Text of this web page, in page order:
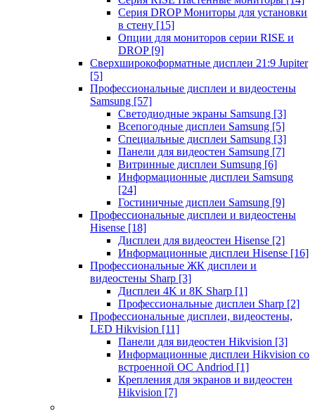
Серия DROP Мониторы для установки
в стену [15]
Опции для мониторов серии RISE и
DROP [9]
Сверхширокоформатные дисплеи 21:9 Jupiter
[5]
Профессиональные дисплеи и видеостены
Samsung [57]
Светодиодные экраны Samsung [3]
Всепогодные дисплеи Samsung [5]
Специальные дисплеи Samsung [3]
Панели для видеостен Samsung [7]
Витринные дисплеи Sumsung [6]
Информационные дисплеи Samsung
[24]
Гостиничные дисплеи Samsung [9]
Профессиональные дисплеи и видеостены
Hisense [18]
Дисплеи для видеостен Hisense [2]
Информационные дисплеи Hisense [16]
Профессиональные ЖК дисплеи и
видеостены Sharp [3]
Дисплеи 4K и 8K Sharp [1]
Профессиональные дисплеи Sharp [2]
Профессиональные дисплеи, видеостены,
LED Hikvision [11]
Панели для видеостен Hikvision [3]
Информационные дисплеи Hikvision со
встроенной ОС Andriod [1]
Крепления для экранов и видеостен
Hikvision [7]